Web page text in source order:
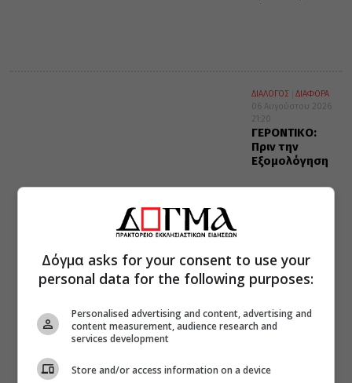
ΔΙΑΛΟΓΟΣ
ΔΙΑΦΟΡΑ
06 Αυγούστου 2026
21:20
ΓΕΡΟΝΤΙΚΟ:
Πριν την
Εξομολόγηση
Δόγμα asks for your consent to use your
personal data for the following purposes:
Personalised advertising and content, advertising and
content measurement, audience research and
services development
Store and/or access information on a device